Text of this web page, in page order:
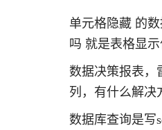
单元格隐藏 的数据 图表可以不显
吗 就是表格显示什么数据 ，柱图就显示
什么数据
数据决策报表，
列，有什么解决
数据库查询是写